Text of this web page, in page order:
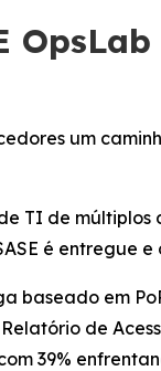
OpsLab
um
TI de múltiplos
é entregue e
baseado em
Relatório de
39%